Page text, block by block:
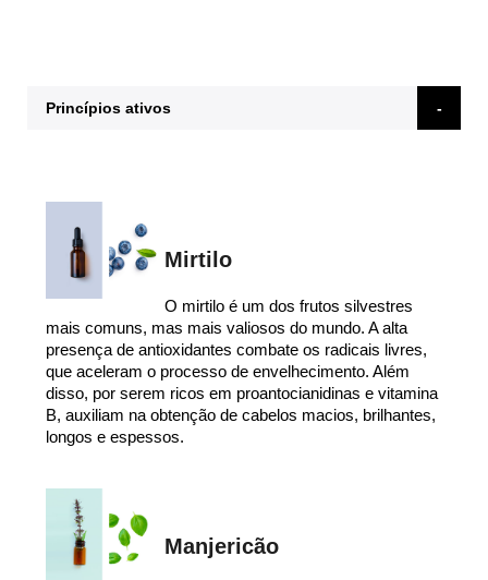
Princípios ativos
Mirtilo
O mirtilo é um dos frutos silvestres
mais comuns, mas mais valiosos do mundo. A alta
presença de antioxidantes combate os radicais livres,
que aceleram o processo de envelhecimento. Além
disso, por serem ricos em proantocianidinas e vitamina
B, auxiliam na obtenção de cabelos macios, brilhantes,
longos e espessos.
Manjericão